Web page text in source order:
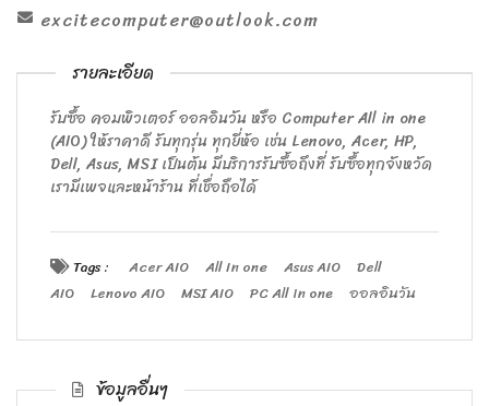
excitecomputer@outlook.com
รายละเอียด
รับซื้อ คอมพิวเตอร์ ออลอินวัน หรือ Computer All in one
(AIO) ให้ราคาดี รับทุกรุ่น ทุกยี่ห้อ เช่น Lenovo, Acer, HP,
Dell, Asus, MSI เป็นต้น มีบริการรับซื้อถึงที่ รับซื้อทุกจังหวัด
เรามีเพจและหน้าร้าน ที่เชื่อถือได้
Tags : Acer AIO All In one Asus AIO
Dell
AIO
Lenovo AIO MSI AIO PC All in one ออลอินวัน
ข้อมูลอื่นๆ